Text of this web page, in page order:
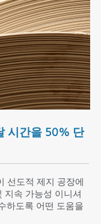
시간을 50% 단
선도적 제지 공장에
지속 가능성 이니셔
하도록 어떤 도움을